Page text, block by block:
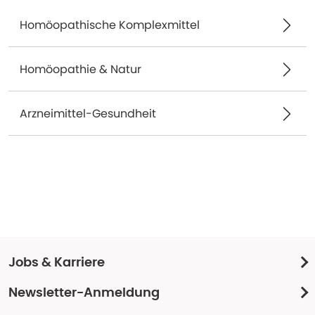
Homöopathische Komplexmittel
Homöopathie & Natur
Arzneimittel-Gesundheit
Jobs & Karriere
Newsletter-Anmeldung